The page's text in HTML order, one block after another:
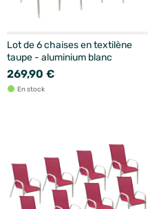
Lot de 6 chaises en textilène
taupe - aluminium blanc
269,90 €
En stock